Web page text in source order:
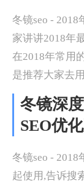
冬镜seo - 2018
家讲讲2018年
在2018年常用
是推荐大家去
冬镜深
SEO优
冬镜seo -
起使用,告诉搜